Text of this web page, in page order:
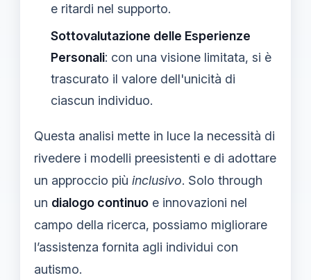
e ritardi nel supporto.
Sottovalutazione delle Esperienze
Personali: con una visione limitata, si è
trascurato il valore dell'unicità di
ciascun individuo.
Questa analisi mette in luce la necessità di
rivedere i modelli preesistenti e di adottare
un approccio più inclusivo. Solo through
un dialogo continuo e innovazioni nel
campo della ricerca, possiamo migliorare
l’assistenza fornita agli individui con
autismo.